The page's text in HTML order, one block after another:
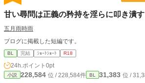
甘い尋問は正義の矜持を淫らに叩き潰す
五月雨時雨
ブログに掲載した短編です。
BL 完結 ｼｮｰﾄｼｮｰﾄ R18
24h.ポイント 0pt
小説 228,584 位 / 228,584件 BL 31,383 位 /